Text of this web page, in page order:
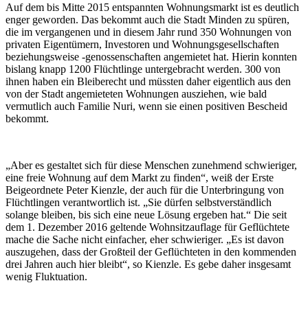
Auf dem bis Mitte 2015 entspannten Wohnungsmarkt ist es deutlich
enger geworden. Das bekommt auch die Stadt Minden zu spüren,
die im vergangenen und in diesem Jahr rund 350 Wohnungen von
privaten Eigentümern, Investoren und Wohnungsgesellschaften
beziehungsweise -genossenschaften angemietet hat. Hierin konnten
bislang knapp 1200 Flüchtlinge untergebracht werden. 300 von
ihnen haben ein Bleiberecht und müssten daher eigentlich aus den
von der Stadt angemieteten Wohnungen ausziehen, wie bald
vermutlich auch Familie Nuri, wenn sie einen positiven Bescheid
bekommt.
„Aber es gestaltet sich für diese Menschen zunehmend schwieriger,
eine freie Wohnung auf dem Markt zu finden“, weiß der Erste
Beigeordnete Peter Kienzle, der auch für die Unterbringung von
Flüchtlingen verantwortlich ist. „Sie dürfen selbstverständlich
solange bleiben, bis sich eine neue Lösung ergeben hat.“ Die seit
dem 1. Dezember 2016 geltende Wohnsitzauflage für Geflüchtete
mache die Sache nicht einfacher, eher schwieriger. „Es ist davon
auszugehen, dass der Großteil der Geflüchteten in den kommenden
drei Jahren auch hier bleibt“, so Kienzle. Es gebe daher insgesamt
wenig Fluktuation.